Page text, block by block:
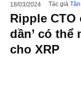
18/03/2024 Tác giả
Ripple CTO
dần’ có
cho XRP